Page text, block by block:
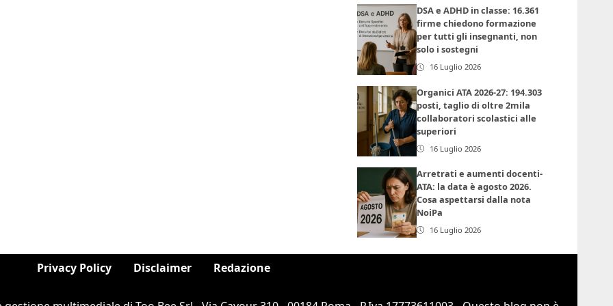
DSA e ADHD in classe: 16.361
firme chiedono formazione
per tutti gli insegnanti, non
solo i sostegni
16 Luglio 2026
Organici ATA 2026-27: 194.303
posti, taglio di oltre 2mila
collaboratori scolastici alle
superiori
16 Luglio 2026
Arretrati e aumenti docenti-
ATA: la data è agosto 2026.
Cosa aspettarsi dalla nota
NoiPa
16 Luglio 2026
Privacy Policy Disclaimer Redazione